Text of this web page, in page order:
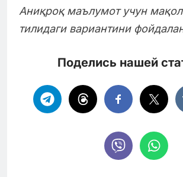
Аниқроқ маълумот учун
тилидаги вариантини
Поделись нашей